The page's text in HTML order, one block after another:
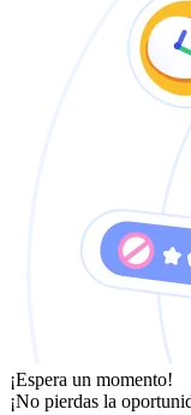
¡Espera un momento!
¡No pierdas la